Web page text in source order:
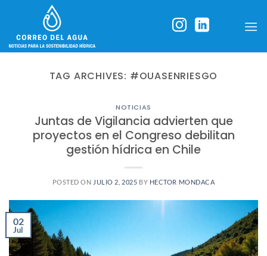
content
TAG ARCHIVES: #OUASENRIESGO
NOTICIAS
Juntas de Vigilancia advierten que
proyectos en el Congreso debilitan
gestión hídrica en Chile
POSTED ON JULIO 2, 2025 BY HECTOR MONDACA
02
Jul